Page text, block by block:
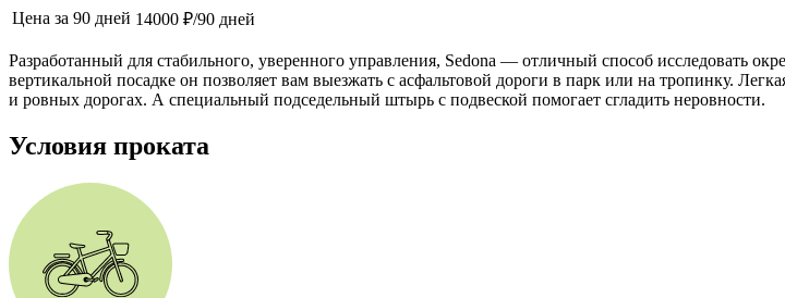
Цена за 90 дней 14000 ₽/90 дней
Разработанный для стабильного, уверенного управления, Sedona — отличный способ исследовать
вертикальной посадке он позволяет вам выезжать с асфальтовой дороги в парк или на тропинку.
и ровных дорогах. А специальный подседельный штырь с подвеской помогает сгладить неровности.
Условия проката